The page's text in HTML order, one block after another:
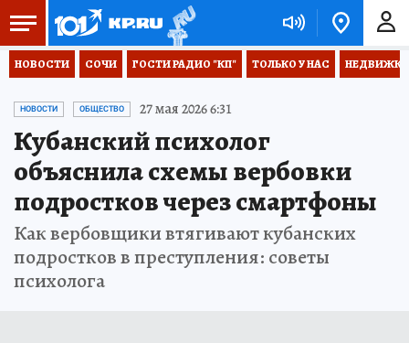
НОВОСТИ СОЧИ ГОСТИ РАДИО "КП" ТОЛЬКО У НАС НЕДВИЖКА
НОВОСТИ ОБЩЕСТВО 27 мая 2026 6:31
Кубанский психолог
объяснила схемы вербовки
подростков через смартфоны
Как вербовщики втягивают кубанских
подростков в преступления: советы
психолога